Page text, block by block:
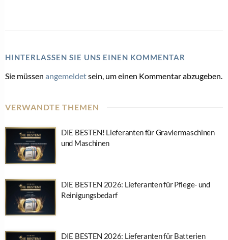
HINTERLASSEN SIE UNS EINEN KOMMENTAR
Sie müssen angemeldetsein, um einen Kommentar abzugeben.
VERWANDTE THEMEN
DIE BESTEN! Lieferanten für Graviermaschinen
und Maschinen
DIE BESTEN 2026: Lieferanten für Pflege- und
Reinigungsbedarf
DIE BESTEN 2026: Lieferanten für Batterien